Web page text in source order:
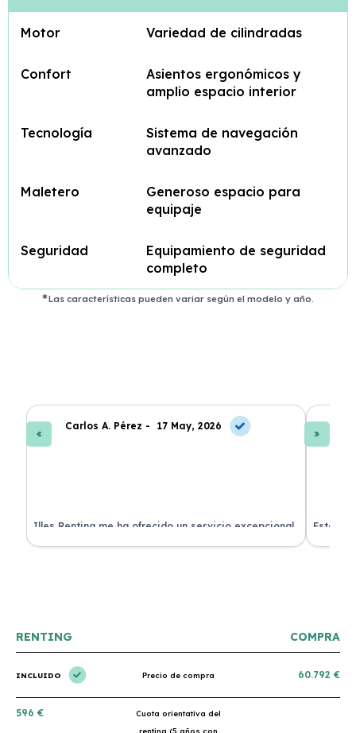
Motor Variedad de cilindradas
Confort
Asientos ergonómicos y
amplio espacio interior
Tecnología
Sistema de navegación
avanzado
Maletero
Generoso espacio para
equipaje
Seguridad
Equipamiento de seguridad
completo
Las características pueden variar según el modelo y año.
Carlos A. Pérez - 17 May, 2026
Illes Renting me ha ofrecido un servicio excepcional.
Su atención al cliente es muy buena y el coche llegó
Estoy
nuevo y
RENTING COMPRA
INCLUIDO Precio de compra 60.792 €
596 €
Cuota orientativa del
renting (5 años con